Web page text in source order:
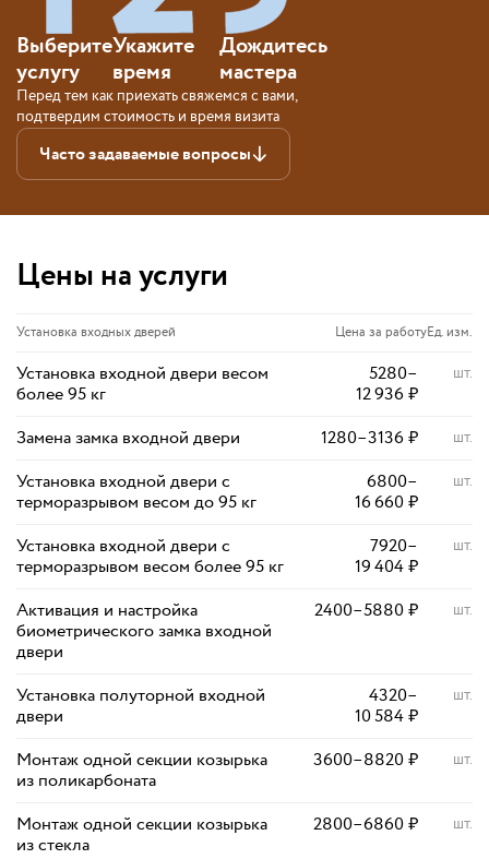
Выберите
услугу
Укажите
время
Дождитесь
мастера
Перед тем как приехать свяжемся с вами,
подтвердим стоимость и время визита
Часто задаваемые вопросы
Цены на услуги
Установка входных дверей Цена за работуЕд. изм.
Установка входной двери весом
более 95 кг
5280–
12 936₽
шт.
Замена замка входной двери 1280–3136₽ шт.
Установка входной двери с
терморазрывом весом до 95 кг
6800–
16 660₽
шт.
Установка входной двери с
терморазрывом весом более 95 кг
7920–
19 404₽
шт.
Активация и настройка
биометрического замка входной
двери
2400–5880₽ шт.
Установка полуторной входной
двери
4320–
10 584₽
шт.
Монтаж одной секции козырька
из поликарбоната
3600–8820₽ шт.
Монтаж одной секции козырька
из стекла
2800–6860₽ шт.